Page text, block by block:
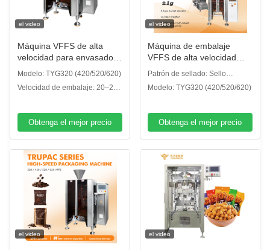
el video
Máquina VFFS de alta
velocidad para envasado
de alimentos para
mascotas, refrigerios y
nueces con salida de 80-
Modelo: TYG320 (420/520/620)
Velocidad de embalaje: 20–200
Obtenga el mejor precio
el video
Máquina de embalaje
VFFS de alta velocidad
accionada por servo para
de alimentos en gránulos
Patrón de sellado: Sello
Horizontal: Línea Recta / Franja
Modelo: TYG320 (420/520/620)
Obtenga el mejor precio
el video el video